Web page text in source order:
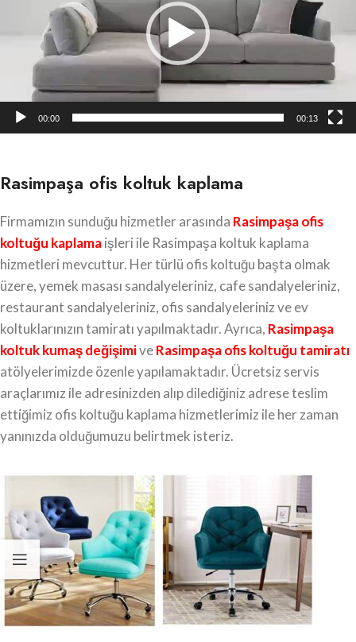
00:00 00:13
Rasimpaşa ofis koltuk kaplama
Firmamızın sunduğu hizmetler arasında Rasimpaşaofis
koltuğu kaplamaişleri ile Rasimpaşa koltuk kaplama
hizmetleri mevcuttur. Her türlü ofis koltuğu başta olmak
üzere, yemek masası sandalyeleriniz, cafe sandalyeleriniz,
restaurant sandalyeleriniz, ofis sandalyeleriniz ve ev
koltuklarınızın tamiratı yapılmaktadır. Ayrıca, Rasimpaşa
koltuk kumaş değişimiveRasimpaşa ofis koltuğu tamiratı
atölyelerimizde özenle yapılamaktadır. Ücretsiz servis
araçlarımız ile adresinizden alıp dilediğiniz adrese teslim
ettiğimiz ofis koltuğu kaplama hizmetlerimiz ile her zaman
yanınızda olduğumuzu belirtmek isteriz.